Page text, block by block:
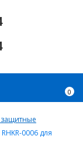
0
0006 для